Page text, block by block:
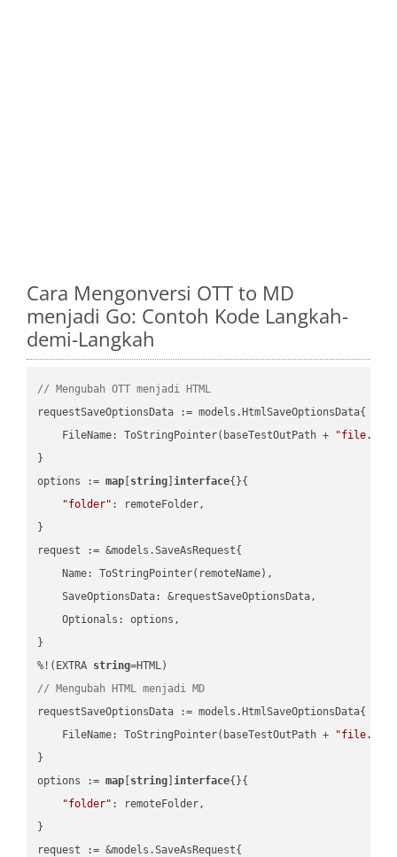
Cara Mengonversi OTT to MD
menjadi Go: Contoh Kode Langkah-
demi-Langkah
// Mengubah OTT menjadi HTML
requestSaveOptionsData := models.HtmlSaveOptionsData{
    FileName: ToStringPointer(baseTestOutPath +
"file.OTT"
}
options := map string ]interface{}{
"folder" : remoteFolder,
}
request := &models.SaveAsRequest{
    Name: ToStringPointer(remoteName),
    SaveOptionsData: &requestSaveOptionsData,
    Optionals: options,
}
%!(EXTRA string
// Mengubah HTML menjadi MD
requestSaveOptionsData := models.HtmlSaveOptionsData{
    FileName: ToStringPointer(baseTestOutPath +
}
options := map string ]interface{}{
"folder" : remoteFolder,
}
request := &models.SaveAsRequest{